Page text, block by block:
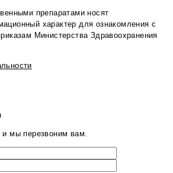
препаратами носят
характер для ознакомления с
Министерства Здравоохранения
мы перезвоним вам.